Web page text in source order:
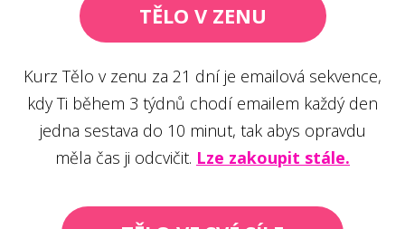
TĚLO V ZENU
Kurz Tělo v zenu za 21 dní je emailová sekvence,
kdy Ti během 3 týdnů chodí emailem každý den
jedna sestava do 10 minut, tak abys opravdu
měla čas ji odcvičit. Lze zakoupit stále.